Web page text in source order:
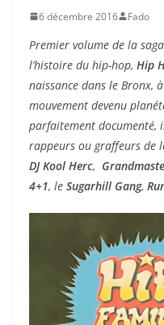
6 décembre 2016 Fado
Premier volume de la
l’histoire du hip-hop, Hip
naissance dans le Bronx,
mouvement devenu
parfaitement documenté,
rappeurs ou graffeurs de
DJ Kool Herc,
4+1, le Sugarhill Gang,